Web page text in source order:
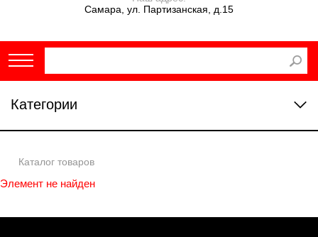
Самара, ул. Партизанская, д.15
Категории
Каталог товаров
Элемент не найден